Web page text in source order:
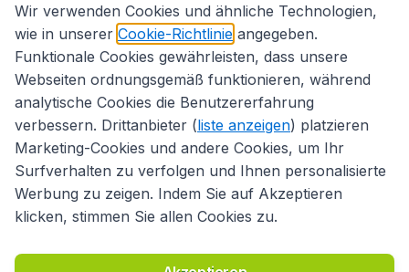
Internationale Webseiten
Richtlinien und Bedingungen
Haftungsausschluss
Wir verwenden Cookies und ähnliche Technologien,
wie in unserer Cookie-Richtlinie angegeben.
Funktionale Cookies gewährleisten, dass unsere
Webseiten ordnungsgemäß funktionieren, während
analytische Cookies die Benutzererfahrung
verbessern. Drittanbieter (liste anzeigen) platzieren
Marketing-Cookies und andere Cookies, um Ihr
Surfverhalten zu verfolgen und Ihnen personalisierte
Werbung zu zeigen. Indem Sie auf Akzeptieren
klicken, stimmen Sie allen Cookies zu.